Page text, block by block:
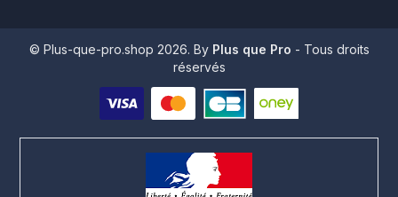
© Plus-que-pro.shop 2026. By Plus que Pro - Tous droits
réservés